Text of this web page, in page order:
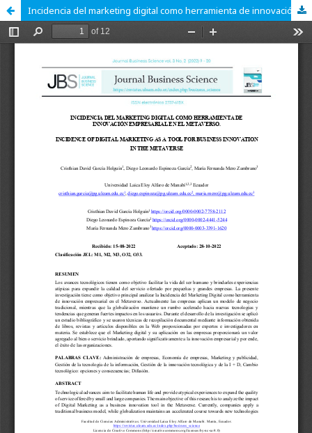
Incidencia del marketing digital como herramienta de innovación empresarial en el metaverso.